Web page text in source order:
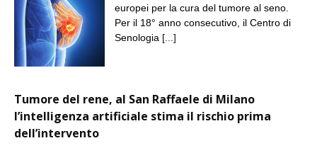
europei per la cura del tumore al seno.
Per il 18° anno consecutivo, il Centro di
Senologia [...]
Tumore del rene, al San Raffaele di Milano
l’intelligenza artificiale stima il rischio prima
dell’intervento